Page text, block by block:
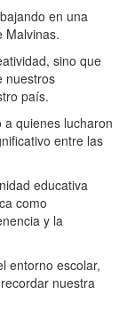
en una
Malvinas.
sino que
nuestros
país.
quienes lucharon
entre las
educativa
como
y la
entorno escolar,
nuestra